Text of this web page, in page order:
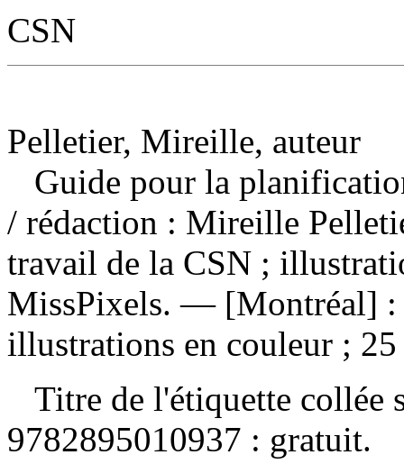
CSN
Pelletier, Mireille, auteur
Guide pour la
/ rédaction : Mireille
travail de la CSN ;
MissPixels. — [Montréal]
illustrations en couleur ;
Titre de l'étiquette
9782895010937 : gratuit.